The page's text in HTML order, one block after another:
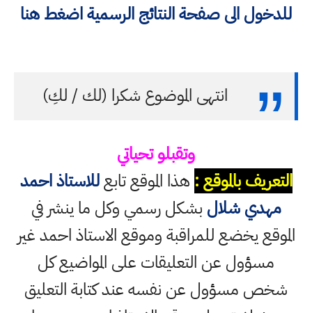
للدخول الى صفحة النتائج الرسمية اضغط هنا
انتهى الموضوع شكرا (لك / لكِ)
وتقبلو تحياتي
التعريف بالموقع : هذا الموقع تابعللاستاذ احمد
مهدي شلال بشكل رسمي وكل ما ينشر في
الموقع يخضع للمراقبة وموقع الاستاذ احمد غير
مسؤول عن التعليقات على المواضيع كل
شخص مسؤول عن نفسه عند كتابة التعليق